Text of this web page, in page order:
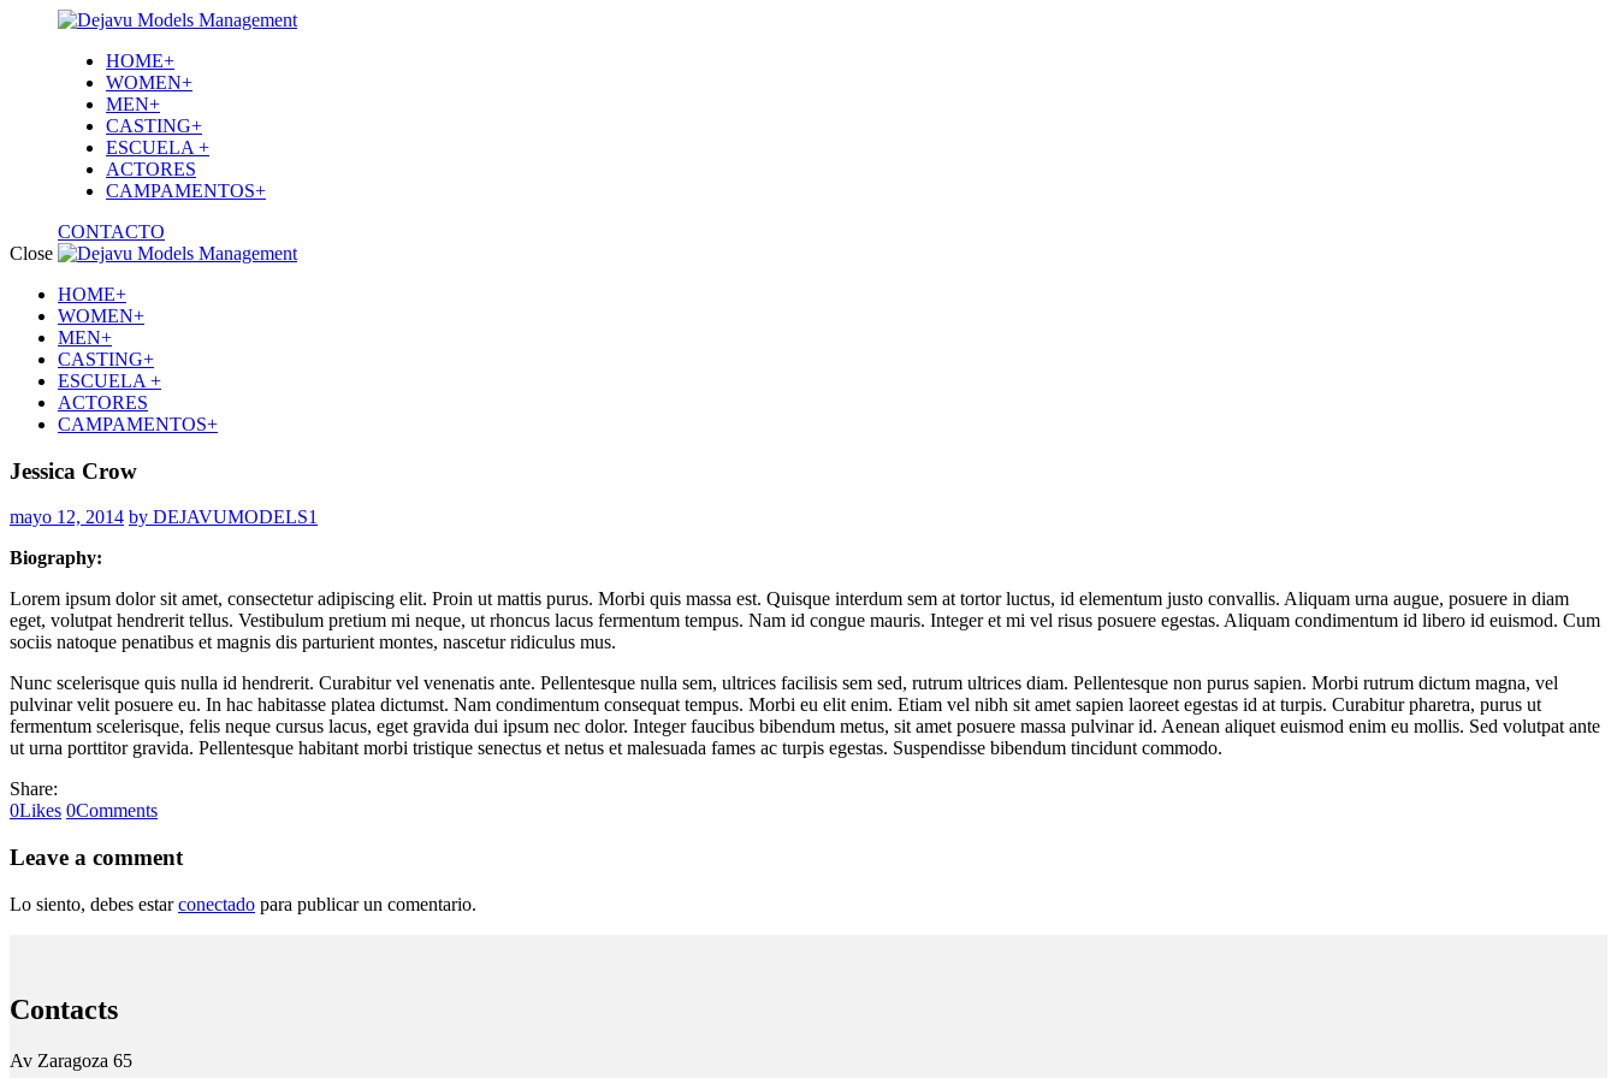
HOME+
WOMEN+
MEN+
CASTING+
ESCUELA +
ACTORES
CAMPAMENTOS+
CONTACTO
Close
HOME+
WOMEN+
MEN+
CASTING+
ESCUELA +
ACTORES
CAMPAMENTOS+
Jessica Crow
mayo 12, 2014 by DEJAVUMODELS1
Biography:
Lorem ipsum dolor sit amet, consectetur adipiscing elit. Proin ut mattis purus. Morbi quis massa est. Quisque interdum sem at tortor luctus, id elementum justo convallis. Aliquam urna augue, posuere in diam
eget, volutpat hendrerit tellus. Vestibulum pretium mi neque, ut rhoncus lacus fermentum tempus. Nam id congue mauris. Integer et mi vel risus posuere egestas. Aliquam condimentum id libero id euismod. Cum
sociis natoque penatibus et magnis dis parturient montes, nascetur ridiculus mus.
Nunc scelerisque quis nulla id hendrerit. Curabitur vel venenatis ante. Pellentesque nulla sem, ultrices facilisis sem sed, rutrum ultrices diam. Pellentesque non purus sapien. Morbi rutrum dictum magna, vel
pulvinar velit posuere eu. In hac habitasse platea dictumst. Nam condimentum consequat tempus. Morbi eu elit enim. Etiam vel nibh sit amet sapien laoreet egestas id at turpis. Curabitur pharetra, purus ut
fermentum scelerisque, felis neque cursus lacus, eget gravida dui ipsum nec dolor. Integer faucibus bibendum metus, sit amet posuere massa pulvinar id. Aenean aliquet euismod enim eu mollis. Sed volutpat ante
ut urna porttitor gravida. Pellentesque habitant morbi tristique senectus et netus et malesuada fames ac turpis egestas. Suspendisse bibendum tincidunt commodo.
Share:
0Likes 0Comments
Leave a comment
Lo siento, debes estarconectado para publicar un comentario.
Contacts
Av Zaragoza 65